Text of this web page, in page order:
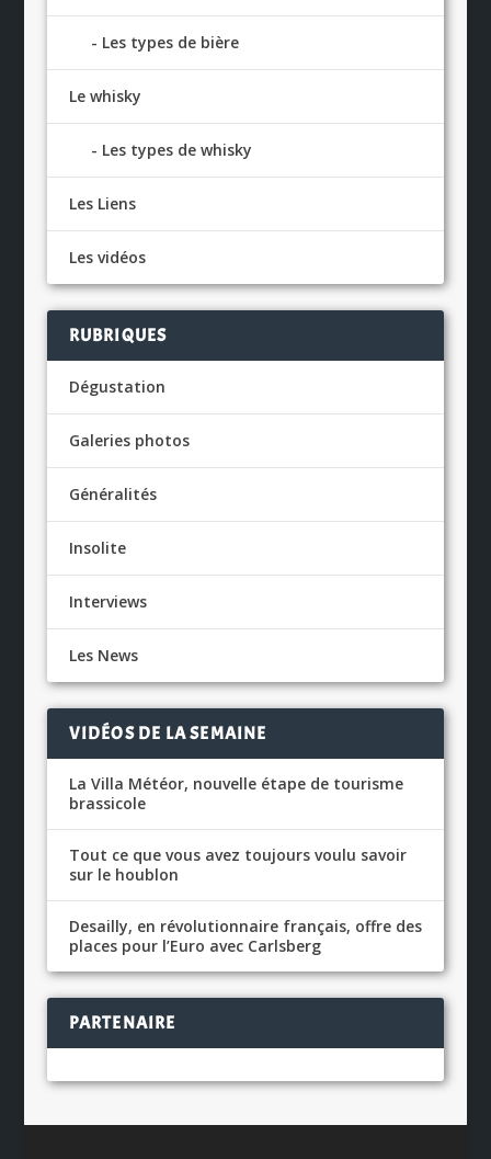
Les types de bière
Le whisky
Les types de whisky
Les Liens
Les vidéos
RUBRIQUES
Dégustation
Galeries photos
Généralités
Insolite
Interviews
Les News
VIDÉOS DE LA SEMAINE
La Villa Météor, nouvelle étape de tourisme
brassicole
Tout ce que vous avez toujours voulu savoir
sur le houblon
Desailly, en révolutionnaire français, offre des
places pour l’Euro avec Carlsberg
PARTENAIRE